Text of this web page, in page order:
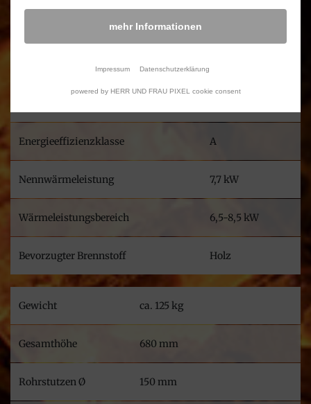
Eros I Ökolabel & Produktdatenblatt
Energieeffizienzklasse A
Nennwärmeleistung 7,7 kW
Wärmeleistungsbereich 6,5-8,5 kW
Bevorzugter Brennstoff Holz
Gewicht ca. 125 kg
Gesamthöhe 680 mm
Rohrstutzen Ø 150 mm
mehr Informationen
Impressum Datenschutzerklärung
powered by HERR UND FRAU PIXEL cookie consent